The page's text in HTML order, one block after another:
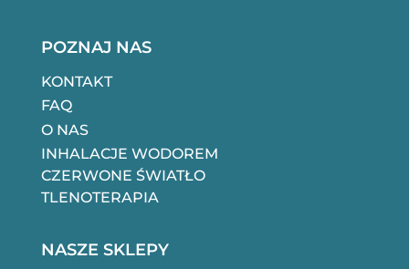
POZNAJ NAS
KONTAKT
FAQ
O NAS
INHALACJE WODOREM
CZERWONE ŚWIATŁO
TLENOTERAPIA
NASZE SKLEPY